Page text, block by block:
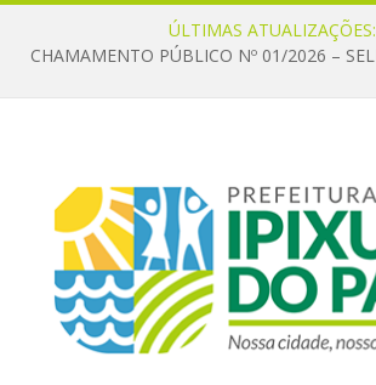
ÚLTIMAS ATUALIZAÇÕES: